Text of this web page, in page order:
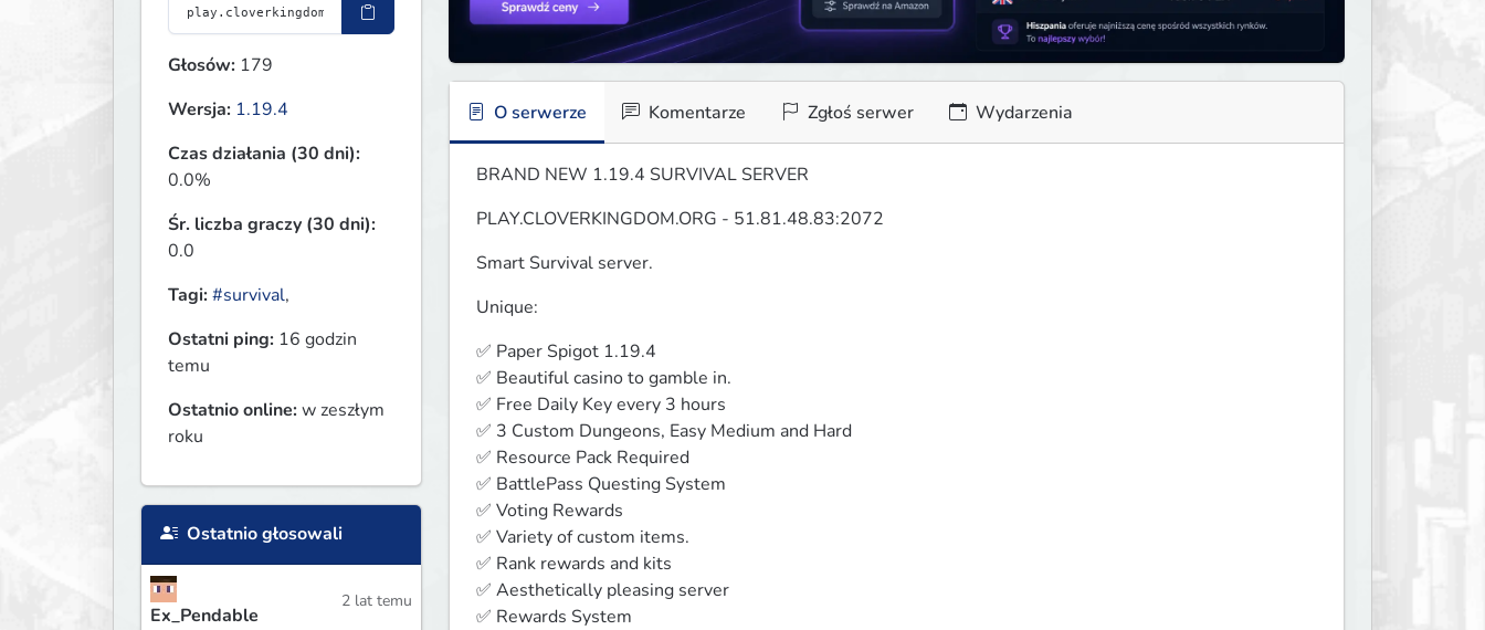
Głosów: 179
Wersja: 1.19.4
Czas działania (30 dni):
0.0%
Śr. liczba graczy (30 dni):
0.0
Tagi:#survival,
Ostatni ping: 16 godzin
temu
Ostatnio online:w zeszłym
roku
Ostatnio głosowali
Ex_Pendable
2 lat temu
O serwerze Komentarze Zgłoś serwer Wydarzenia
BRAND NEW 1.19.4 SURVIVAL SERVER
PLAY.CLOVERKINGDOM.ORG - 51.81.48.83:2072
Smart Survival server.
Unique:
✅ Paper Spigot 1.19.4
✅ Beautiful casino to gamble in.
✅ Free Daily Key every 3 hours
✅ 3 Custom Dungeons, Easy Medium and Hard
✅ Resource Pack Required
✅ BattlePass Questing System
✅ Voting Rewards
✅ Variety of custom items.
✅ Rank rewards and kits
✅ Aesthetically pleasing server
✅ Rewards System